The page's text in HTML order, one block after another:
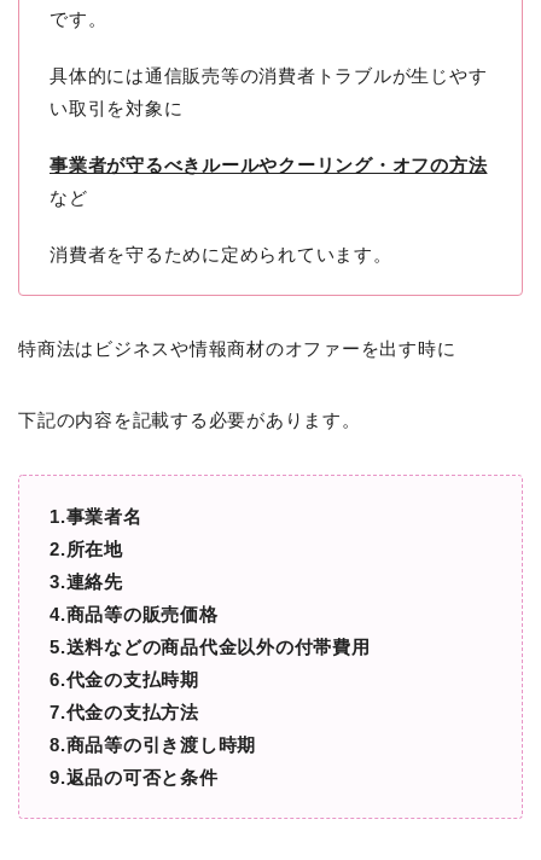
です。
具体的には通信販売等の消費者トラブルが生じやす
い取引を対象に
事業者が守るべきルールやクーリング・オフの方法
など
消費者を守るために定められています。
特商法はビジネスや情報商材のオファーを出す時に
下記の内容を記載する必要があります。
1.事業者名
2.所在地
3.連絡先
4.商品等の販売価格
5.送料などの商品代金以外の付帯費用
6.代金の支払時期
7.代金の支払方法
8.商品等の引き渡し時期
9.返品の可否と条件